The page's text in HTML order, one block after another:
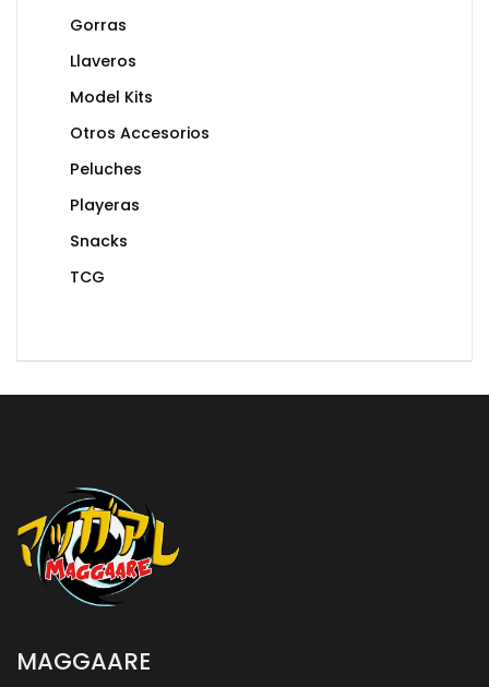
Gorras
Llaveros
Model Kits
Otros Accesorios
Peluches
Playeras
Snacks
TCG
MAGGAARE